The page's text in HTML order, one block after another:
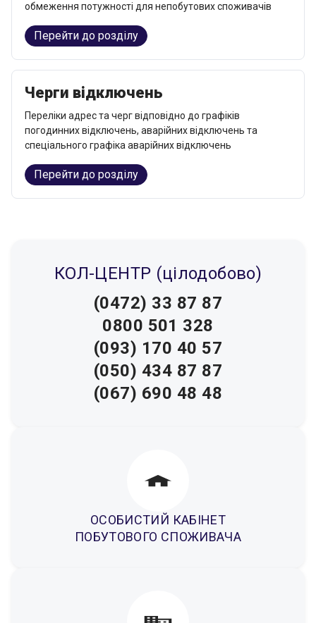
обмеження потужності для непобутових споживачів
Перейти до розділу
Черги відключень
Переліки адрес та черг відповідно до графіків
погодинних відключень, аварійних відключень та
спеціального графіка аварійних відключень
Перейти до розділу
КОЛ-ЦЕНТР (цілодобово)
(0472) 33 87 87
0800 501 328
(093) 170 40 57
(050) 434 87 87
(067) 690 48 48
ОСОБИСТИЙ КАБІНЕТ
ПОБУТОВОГО СПОЖИВАЧА